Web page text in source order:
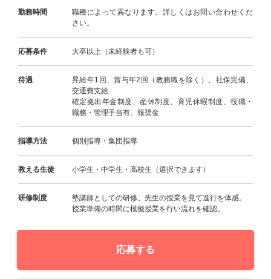
勤務時間
職種によって異なります。詳しくはお問い合わせくだ
さい。
応募条件 大卒以上（未経験者も可）
待遇
昇給年1回、賞与年2回（教務職を除く）、社保完備、
交通費支給
確定拠出年金制度、産休制度、育児休暇制度、役職・
職務・管理手当有、報奨金
指導方法 個別指導・集団指導
教える生徒 小学生・中学生・高校生（選択できます）
研修制度
塾講師としての研修。先生の授業を見て進行を体感。
授業準備の時間に模擬授業を行い流れを確認。
応募する